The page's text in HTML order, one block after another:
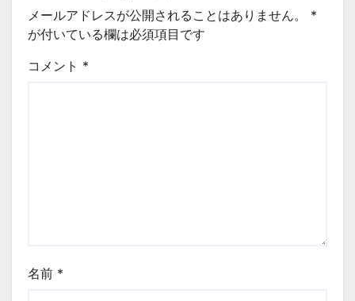
メールアドレスが公開されることはありません。
*
が付いている欄は必須項目です
コメント *
名前 *